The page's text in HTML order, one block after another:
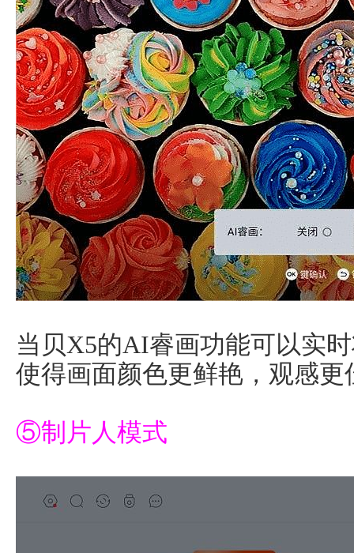
当贝X5的AI睿画功能可以实
使得画面颜色更鲜艳，观感更
⑤制片人模式